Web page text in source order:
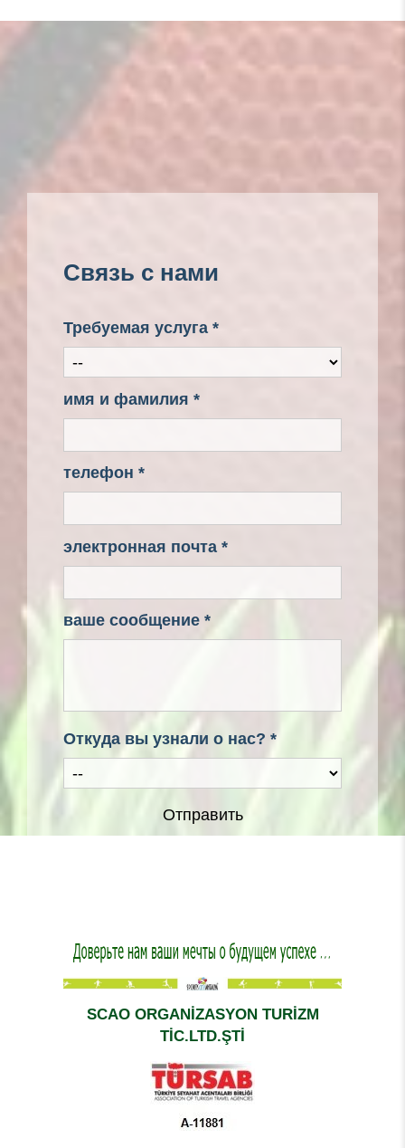
Связь с нами
Требуемая услуга *
имя и фамилия *
телефон *
электронная почта *
ваше сообщение *
Откуда вы узнали о нас? *
Отправить
SCAO ORGANİZASYON TURİZM
TİC.LTD.ŞTİ